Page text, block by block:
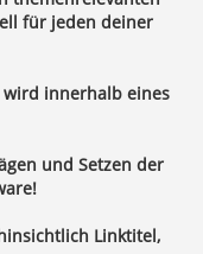
für jeden deiner
wird innerhalb eines
und Setzen der
Linktitel,